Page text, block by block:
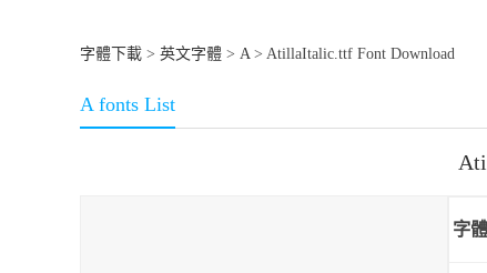
字體下載 > 英文字體 > A> AtillaItalic.ttf Font Download
A fonts List
字